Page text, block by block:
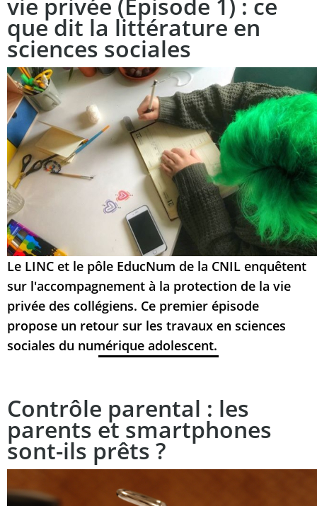
que dit la littérature en
sciences sociales
Le LINC et le pôle EducNum de la CNIL enquêtent
sur l'accompagnement à la protection de la vie
privée des collégiens. Ce premier épisode
propose un retour sur les travaux en sciences
sociales du numérique adolescent.
Contrôle parental : les
parents et smartphones
sont-ils prêts ?